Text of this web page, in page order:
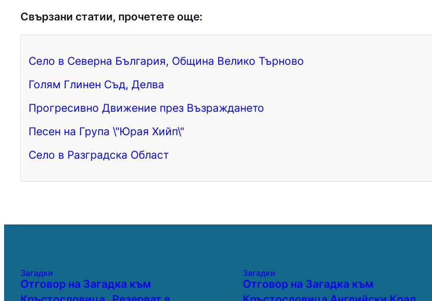
Свързани статии, прочетете още:
Село в Северна България, Община Велико Търново
Голям Глинен Съд, Делва
Прогресивно Движение през Възраждането
Песен на Група \"Юрая Хийп\"
Село в Разградска Област
Загадки
Отговор на Загадка към
Загадки
Отговор на Загадка към